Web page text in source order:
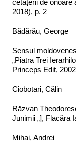
cetățeni de onoare
2018), p. 2
Bădărău, George
Sensul
„Piatra Trei
Princeps Edit,
Ciobotari, Călin
Răzvan
Junimii „], Flacăra
Mihai, Andrei